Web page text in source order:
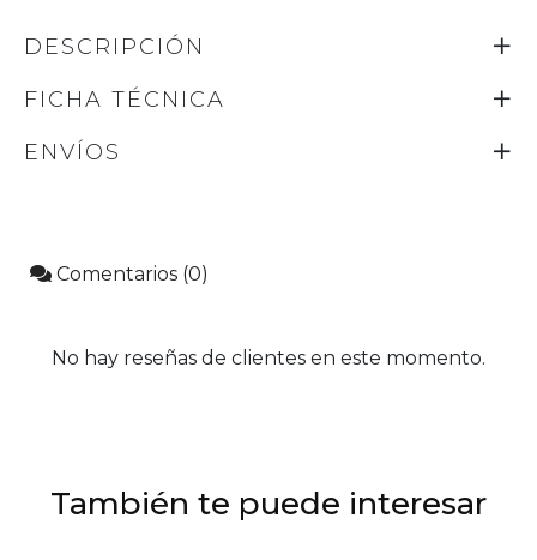
DESCRIPCIÓN
FICHA TÉCNICA
ENVÍOS
Comentarios (0)
No hay reseñas de clientes en este momento.
También te puede interesar